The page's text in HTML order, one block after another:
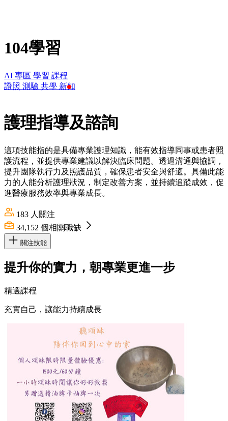
104學習
AI 專區 學習 課程
證照 測驗 共學 新知
護理指導及諮詢
這項技能指的是具備專業護理知識，能有效指導同事或患者照
護流程，並提供專業建議以解決臨床問題。透過溝通與協調，
提升團隊執行力及照護品質，確保患者安全與舒適。具備此能
力的人能分析護理狀況，制定改善方案，並持續追蹤成效，促
進醫療服務效率與專業成長。
183 人關注
34,152 個相關職缺
關注技能
提升你的實力，朝專業更進一步
精選課程
充實自己，讓能力持續成長